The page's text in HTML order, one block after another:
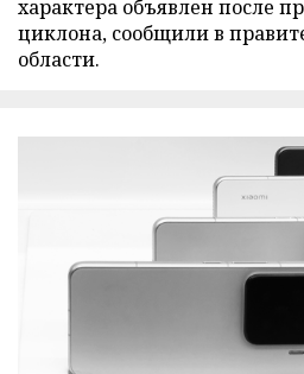
характера объявлен после
циклона, сообщили в
области.